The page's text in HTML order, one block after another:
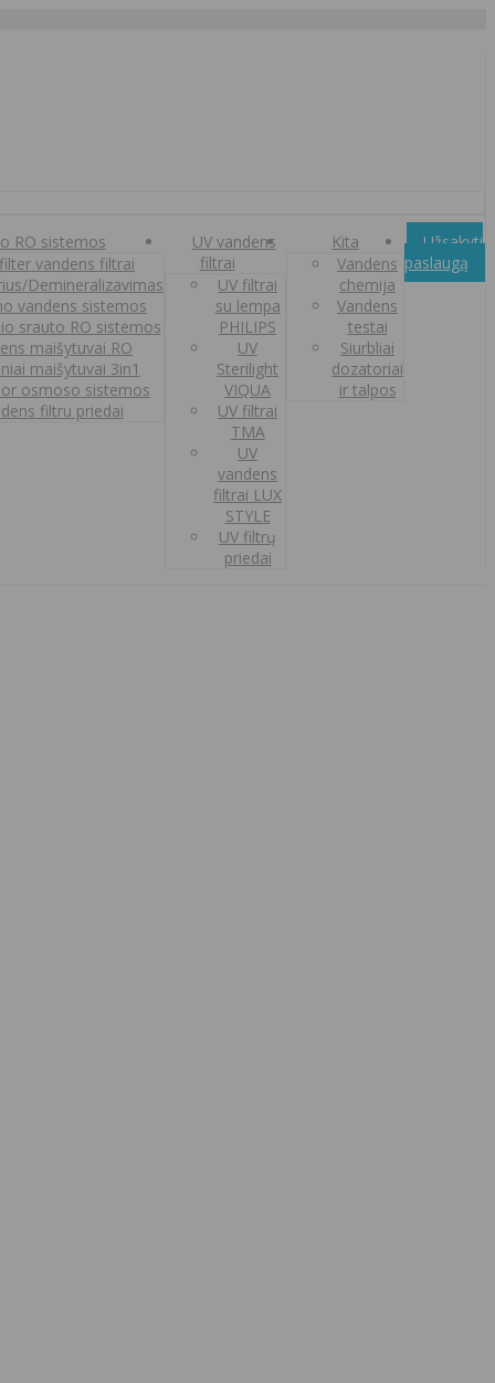
RO sistemos
vandens filtrai
Demineralizavimas
vandens sistemos
srauto RO sistemos
maišytuvai RO
maišytuvai 3in1
osmoso sistemos
filtru priedai
UV vandens
filtrai
UV filtrai
su lempa
PHILIPS
UV
Sterilight
VIQUA
UV filtrai
TMA
UV
vandens
filtrai LUX
STYLE
UV filtrų
priedai
Kita
Vandens
chemija
Vandens
testai
Siurbliai
dozatoriai
ir talpos
Užsakyti
paslaugą